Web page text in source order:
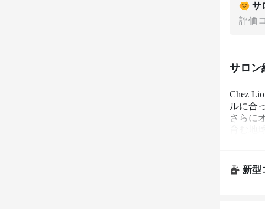
サ
評価
サロン
Chez
ルに合
さらに
なくう
髪に関
新型